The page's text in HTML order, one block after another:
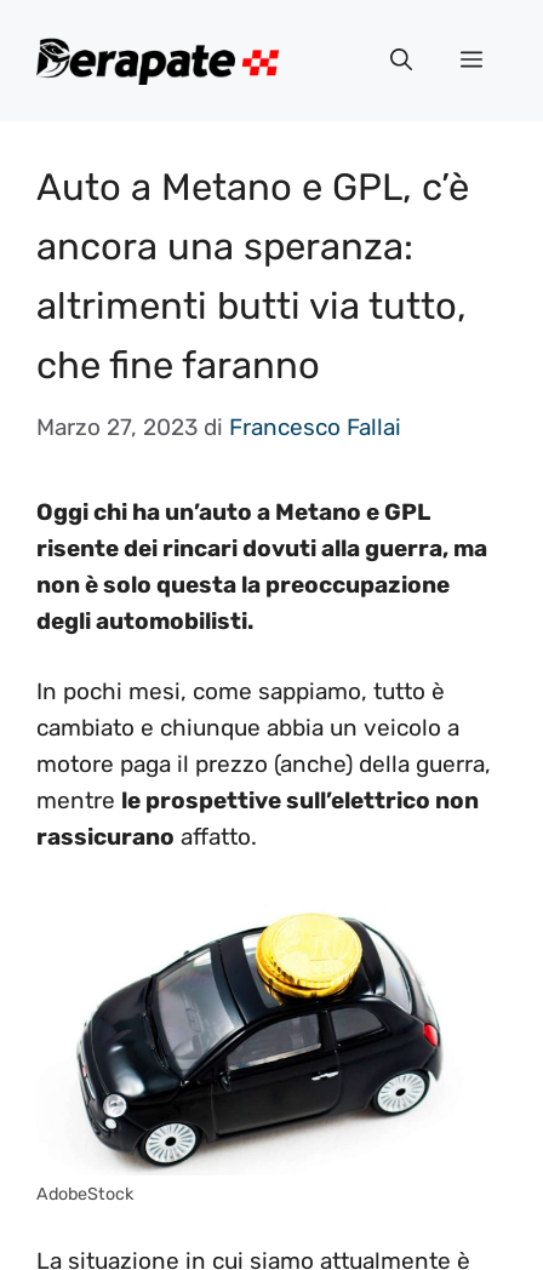
Menu
Auto a Metano e GPL, c’è
ancora una speranza:
altrimenti butti via tutto,
che fine faranno
Marzo 27, 2023 di Francesco Fallai
Oggi chi ha un’auto a Metano e GPL
risente dei rincari dovuti alla guerra, ma
non è solo questa la preoccupazione
degli automobilisti.
In pochi mesi, come sappiamo, tutto è
cambiato e chiunque abbia un veicolo a
motore paga il prezzo (anche) della guerra,
mentre le prospettive sull’elettrico non
rassicurano affatto.
AdobeStock
La situazione in cui siamo attualmente è